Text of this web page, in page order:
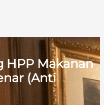
HPP Makanan
(Anti